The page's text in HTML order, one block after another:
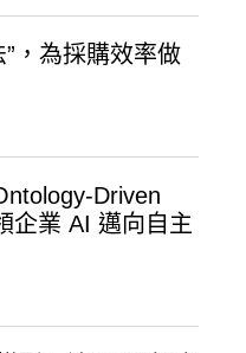
，為採購效率做
Driven
企業 AI 邁向自主